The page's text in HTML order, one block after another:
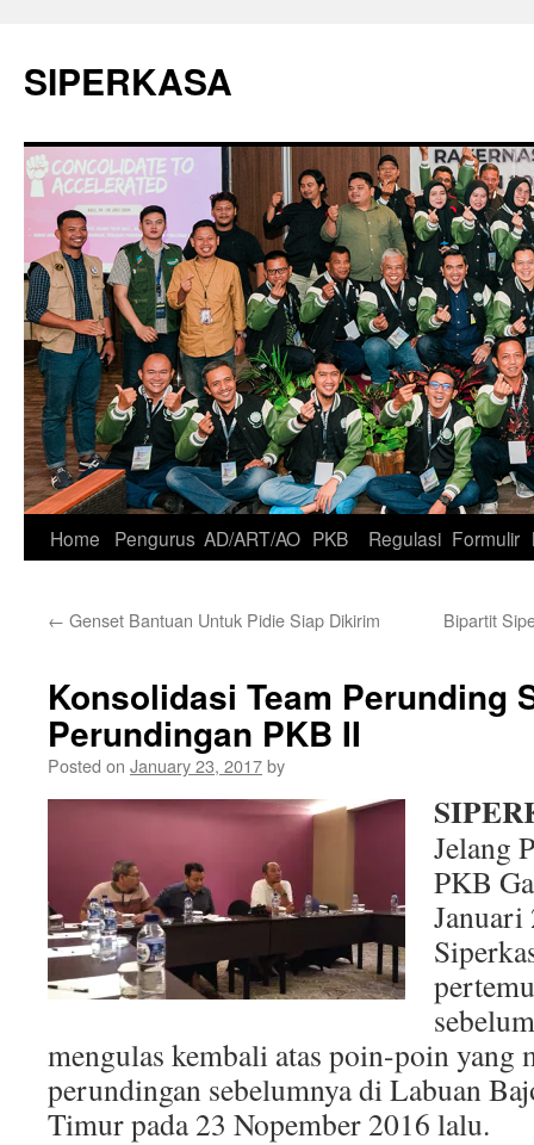
SIPERKASA
Skip
content
Home Pengurus AD/ART/AO PKB Regulasi Formulir
← Genset Bantuan Untuk Pidie Siap Dikirim Bipartit
Konsolidasi Team Perunding
Perundingan PKB II
Posted on January 23, 2017by
Jelang
PKB
Januari
mengulas kembali atas poin-poin yang
perundingan sebelumnya di Labuan
Timur pada 23 Nopember 2016 lalu.